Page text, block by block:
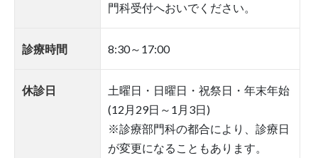
門科受付へおいでください。
診療時間 8:30～17:00
休診日
土曜日・日曜日・祝祭日・年末年始
(12月29日～1月3日)
※診療部門科の都合により、診療日
が変更になることもあります。